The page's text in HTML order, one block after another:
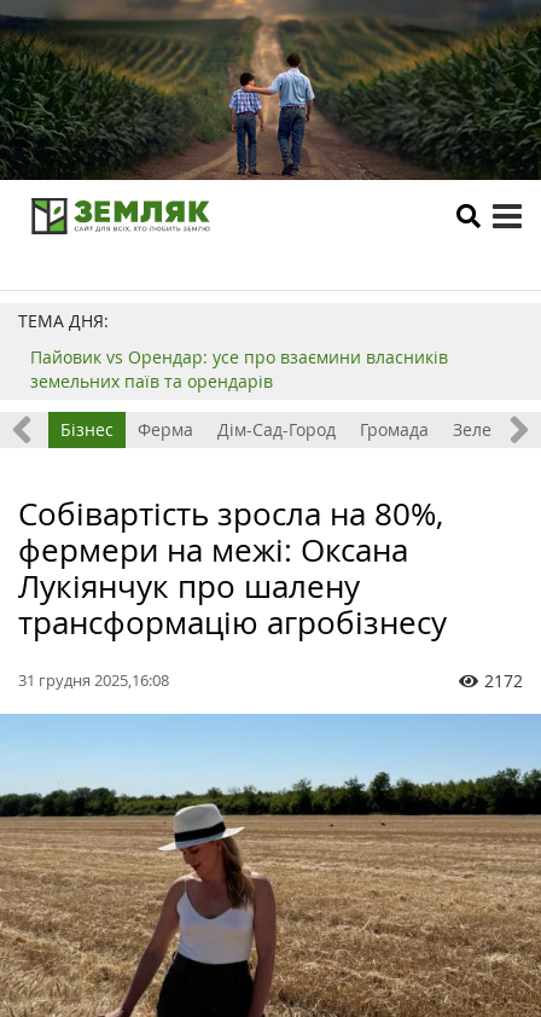
ТЕМА ДНЯ:
Пайовик vs Орендар: усе про взаємини власників
земельних паїв та орендарів
Бізнес Ферма Дім-Сад-Город Громада Зелений
Собівартість зросла на 80%,
фермери на межі: Оксана
Лукіянчук про шалену
трансформацію агробізнесу
31 грудня 2025,16:08 2172